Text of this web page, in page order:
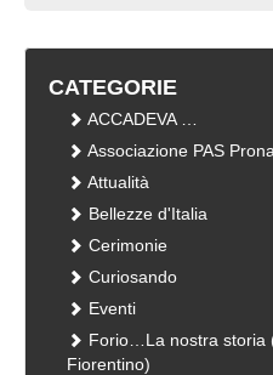
CATEGORIE
ACCADEVA …
Associazione PAS
Attualità
Bellezze d'Italia
Cerimonie
Curiosando
Eventi
Forio…La nostra storia
Fiorentino)